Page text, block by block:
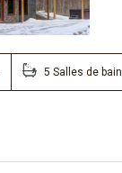
5 Salles de bain